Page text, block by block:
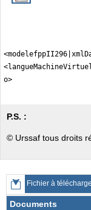
o>
P.S. :
© Urssaf tous droits
Fichier à
Documents